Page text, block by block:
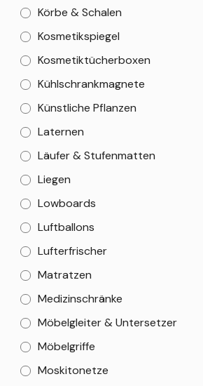
Körbe & Schalen
Kosmetikspiegel
Kosmetiktücherboxen
Kühlschrankmagnete
Künstliche Pflanzen
Laternen
Läufer & Stufenmatten
Liegen
Lowboards
Luftballons
Lufterfrischer
Matratzen
Medizinschränke
Möbelgleiter & Untersetzer
Möbelgriffe
Moskitonetze